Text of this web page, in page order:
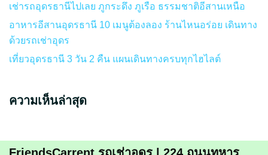
เช่ารถอุดรธานีไปเลย ภูกระดึง ภูเรือ ธรรมชาติอีสานเหนือ
อาหารอีสานอุดรธานี 10 เมนูต้องลอง ร้านไหนอร่อย เดินทาง
ด้วยรถเช่าอุดร
เที่ยวอุดรธานี 3 วัน 2 คืน แผนเดินทางครบทุกไฮไลต์
ความเห็นล่าสุด